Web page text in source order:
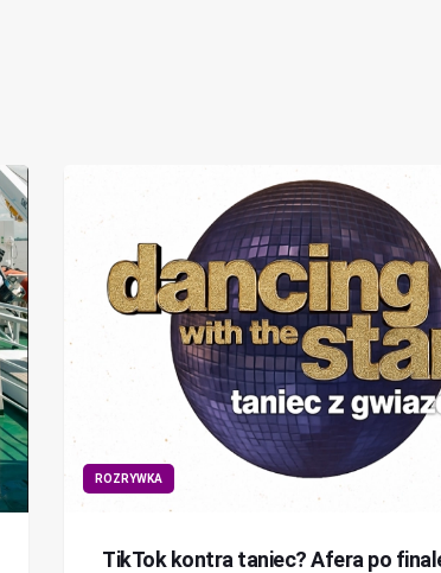
ROZRYWKA
TikTok kontra taniec? Afera po